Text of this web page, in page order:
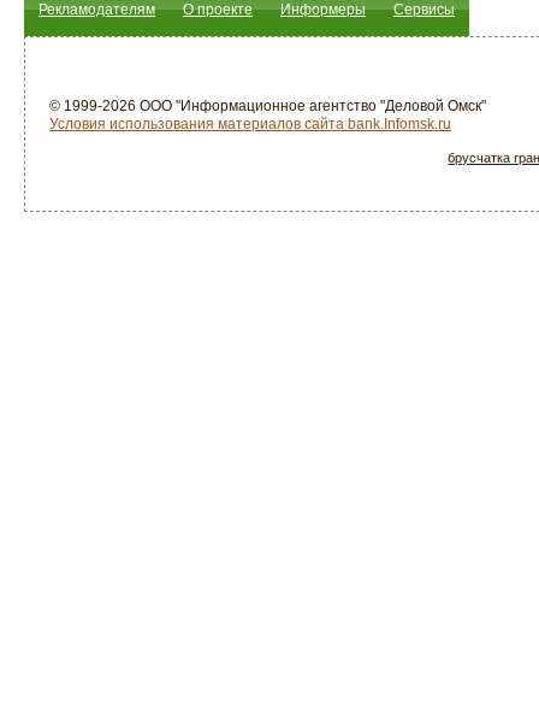
Рекламодателям О проекте Информеры Сервисы
© 1999-2026 ООО "Информационное агентство "Деловой Омск"
Условия использования материалов сайта bank.Infomsk.ru
брусчатка